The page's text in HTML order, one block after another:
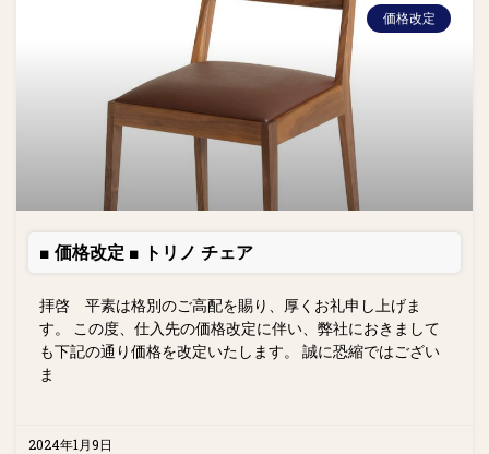
価格改定
■ 価格改定 ■ トリノ チェア
拝啓 平素は格別のご高配を賜り、厚くお礼申し上げま
す。 この度、仕入先の価格改定に伴い、弊社におきまして
も下記の通り価格を改定いたします。 誠に恐縮ではござい
ま
2024年1月9日